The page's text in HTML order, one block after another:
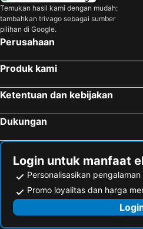
Temukan hasil kami dengan mudah:
tambahkan trivago sebagai sumber
pilihan di Google.
Perusahaan
Produk kami
Ketentuan dan kebijakan
Dukungan
Login untuk manfaat
Personalisasikan pengalaman
Promo loyalitas dan harga